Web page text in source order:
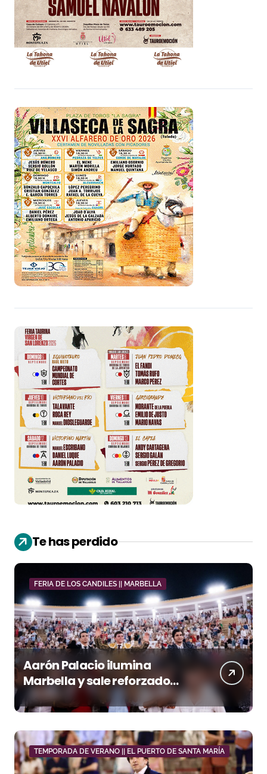
Te has perdido
FERIA DE LOS CANDILES || MARBELLA
Aarón Palacio ilumina
Marbella y sale reforzado
junto a Manzanares y
Morante
TEMPORADA DE VERANO || EL PUERTO DE SANTA MARÍA